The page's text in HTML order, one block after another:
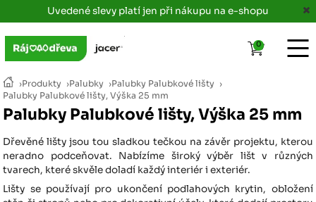
Uvedené slevy platí jen při nákupu na e-shopu
›Produkty ›Palubky ›Palubky Palubkové lišty ›
Palubky Palubkové lišty, Výška 25 mm
Palubky Palubkové lišty, Výška 25 mm
Dřevěné lišty jsou tou sladkou tečkou na závěr projektu, kterou
neradno podceňovat. Nabízíme široký výběr lišt v různých
tvarech, které skvěle doladí každý interiér i exteriér.
Lišty se používají pro ukončení podlahových krytin, obložení
0